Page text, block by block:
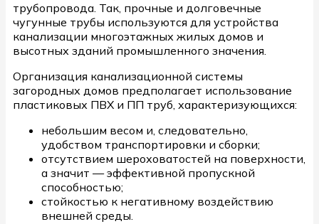
трубопровода. Так, прочные и долговечные
чугунные трубы используются для устройства
канализации многоэтажных жилых домов и
высотных зданий промышленного значения.
Организация канализационной системы
загородных домов предполагает использование
пластиковых ПВХ и ПП труб, характеризующихся:
небольшим весом и, следовательно,
удобством транспортировки и сборки;
отсутствием шероховатостей на поверхности,
а значит — эффективной пропускной
способностью;
стойкостью к негативному воздействию
внешней среды.